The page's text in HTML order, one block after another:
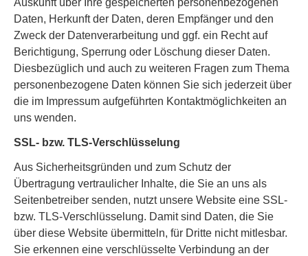
Auskunft über Ihre gespeicherten personenbezogenen
Daten, Herkunft der Daten, deren Empfänger und den
Zweck der Datenverarbeitung und ggf. ein Recht auf
Berichtigung, Sperrung oder Löschung dieser Daten.
Diesbezüglich und auch zu weiteren Fragen zum Thema
personenbezogene Daten können Sie sich jederzeit über
die im Impressum aufgeführten Kontaktmöglichkeiten an
uns wenden.
SSL- bzw. TLS-Verschlüsselung
Aus Sicherheitsgründen und zum Schutz der
Übertragung vertraulicher Inhalte, die Sie an uns als
Seitenbetreiber senden, nutzt unsere Website eine SSL-
bzw. TLS-Verschlüsselung. Damit sind Daten, die Sie
über diese Website übermitteln, für Dritte nicht mitlesbar.
Sie erkennen eine verschlüsselte Verbindung an der